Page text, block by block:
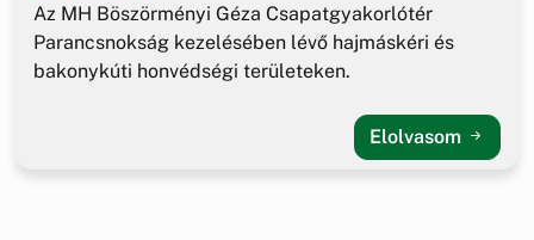
Az MH Böszörményi Géza Csapatgyakorlótér
Parancsnokság kezelésében lévő hajmáskéri és
bakonykúti honvédségi területeken.
Elolvasom